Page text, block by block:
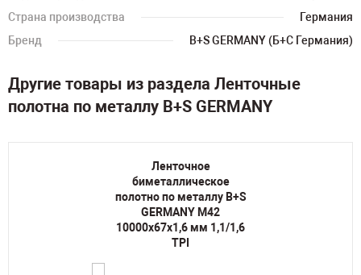
Страна производства
Германия
Бренд
B+S GERMANY (Б+С Германия)
Другие товары из раздела Ленточные
полотна по металлу B+S GERMANY
Ленточное
биметаллическое
полотно по металлу B+S
GERMANY M42
10000х67х1,6 мм 1,1/1,6
TPI